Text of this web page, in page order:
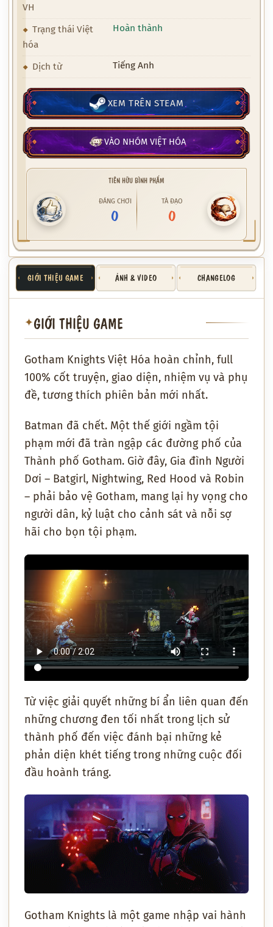
VH
Trạng thái Việt
hóa
Hoàn thành
Dịch từ Tiếng Anh
XEM TRÊN STEAM
VÀO NHÓM VIỆT HÓA
TIÊN HỮU BÌNH PHẨM
ĐÁNG CHƠI
0
TÀ ĐẠO
0
GIỚI THIỆU GAME ẢNH & VIDEO CHANGELOG
✦GIỚI THIỆU GAME
Gotham Knights Việt Hóa hoàn chỉnh, full
100% cốt truyện, giao diện, nhiệm vụ và phụ
đề, tương thích phiên bản mới nhất.
Batman đã chết. Một thế giới ngầm tội
phạm mới đã tràn ngập các đường phố của
Thành phố Gotham. Giờ đây, Gia đình Người
Dơi – Batgirl, Nightwing, Red Hood và Robin
– phải bảo vệ Gotham, mang lại hy vọng cho
người dân, kỷ luật cho cảnh sát và nỗi sợ
hãi cho bọn tội phạm.
Từ việc giải quyết những bí ẩn liên quan đến
những chương đen tối nhất trong lịch sử
thành phố đến việc đánh bại những kẻ
phản diện khét tiếng trong những cuộc đối
đầu hoành tráng.
Gotham Knights là một game nhập vai hành